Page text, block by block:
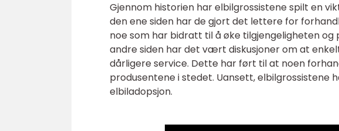
Gjennom historien har elbilgrossistene spilt en
den ene siden har de gjort det lettere for
noe som har bidratt til å øke tilgjengeligheten
andre siden har det vært diskusjoner om at
dårligere service. Dette har ført til at noen
produsentene i stedet. Uansett,
elbiladopsjon.